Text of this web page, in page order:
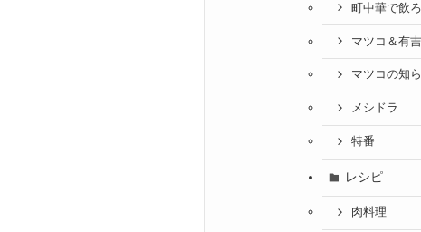
町中華で飲
マツコ＆有
マツコの知
メシドラ
特番
レシピ
肉料理